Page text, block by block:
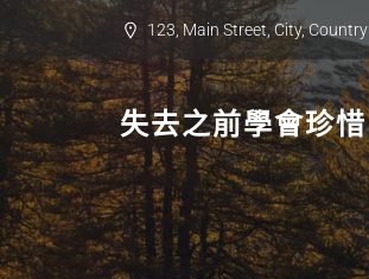
content
123, Main Street, City, Country
失去之前學會珍惜